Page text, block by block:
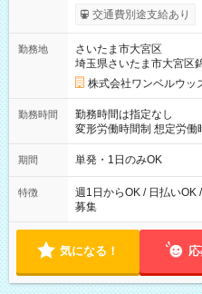
いOK！（規定あり） ┗
ンビニATMから 日払い分を引き
交通費別途支給あり
勤務地
さいたま市大宮区
埼玉県さいたま市大宮区
株式会社ワンベルウッ
勤務時間
勤務時間は指定なし
変形労働時間制 想定労働時間160時間/
～21：00
期間 単発・1日のみOK
特徴
週1日からOK / 日払いOK
募集
気になる！